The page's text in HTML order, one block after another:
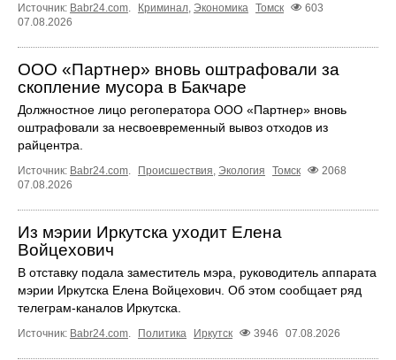
Источник: Babr24.com Криминал Экономика Томск
603
07.08.2026
ООО «Партнер» вновь оштрафовали за
скопление мусора в Бакчаре
Должностное лицо регоператора ООО «Партнер» вновь
оштрафовали за несвоевременный вывоз отходов из
райцентра.
Источник: Babr24.com Происшествия Экология Томск
2068
07.08.2026
Из мэрии Иркутска уходит Елена
Войцехович
В отставку подала заместитель мэра, руководитель аппарата
мэрии Иркутска Елена Войцехович. Об этом сообщает ряд
телеграм‑каналов Иркутска.
Источник: Babr24.com. Политика Иркутск 3946 07.08.2026